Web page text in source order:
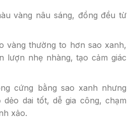
vàng nâu sáng, đồng đều từ
vàng thường to hơn sao xanh,
lượn nhẹ nhàng, tạo cảm giác
cứng bằng sao xanh nhưng
dai tốt, dễ gia công, chạm
xảo.